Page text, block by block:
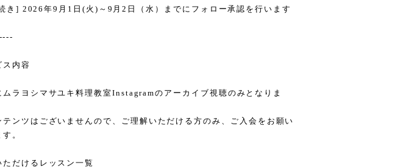
き] 2026年9月1日(火)～9月2日（水）までにフォロー承認を行います
ス内容
ムラヨシマサユキ料理教室Instagramのアーカイブ視聴のみとなりま
テンツはございませんので、ご理解いただける方のみ、ご入会をお願い
。
だけるレッスン一覧